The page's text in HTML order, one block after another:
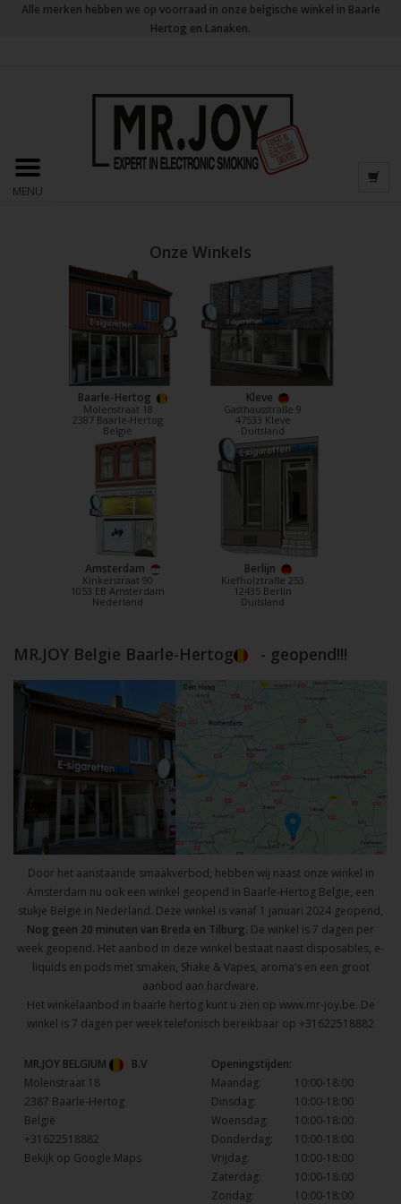
Alle merken hebben we op voorraad in onze belgische winkel in Baarle
Hertog en Lanaken.
MENU
Onze Winkels
Baarle-Hertog
Molenstraat 18
2387 Baarle-Hertog
België
Kleve
Gasthausstraße 9
47533 Kleve
Duitsland
Amsterdam
Kinkerstraat 90
1053 EB Amsterdam
Nederland
Berlijn
Kiefholztraße 253
12435 Berlin
Duitsland
MR.JOY Belgie Baarle-Hertog - geopend!!!
Door het aanstaande smaakverbod, hebben wij naast onze winkel in
Amsterdam nu ook een winkel geopend in Baarle-Hertog Belgie, een
stukje Belgie in Nederland. Deze winkel is vanaf 1 januari 2024 geopend,
Nog geen 20 minuten van Breda en Tilburg. De winkel is 7 dagen per
week geopend. Het aanbod in deze winkel bestaat naast disposables, e-
liquids en pods met smaken, Shake & Vapes, aroma’s en een groot
aanbod aan hardware.
Het winkelaanbod in baarle hertog kunt u zien op www.mr-joy.be. De
winkel is 7 dagen per week telefonisch bereikbaar op +31622518882
MR.JOY BELGIUM
B.V
Molenstraat 18
2387 Baarle-Hertog
België
+31622518882
Bekijk op Google Maps
Openingstijden:
Maandag:
10:00-18:00
Dinsdag:
10:00-18:00
Woensdag:
10:00-18:00
Donderdag:
10:00-18:00
Vrijdag:
10:00-18:00
Zaterdag:
10:00-18:00
Zondag:
10:00-18:00